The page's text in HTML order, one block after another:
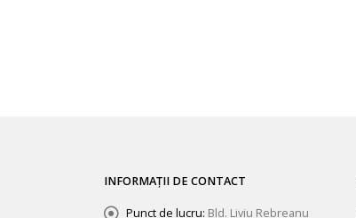
INFORMAȚII DE CONTACT
Punct de lucru: Bld. Liviu Rebreanu